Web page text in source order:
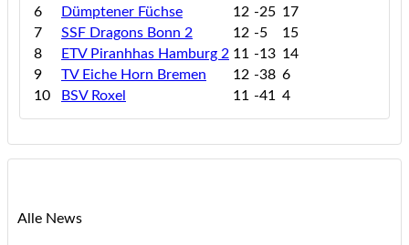
6
Dümptener Füchse 12 -25 17
7
SSF Dragons Bonn 2 12 -5
15
8
ETV Piranhhas Hamburg 2 11 -13 14
9
TV Eiche Horn Bremen 12 -38 6
10
BSV Roxel 11 -41 4
Alle News